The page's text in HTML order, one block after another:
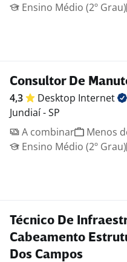
Ensino Médio (2º Grau)
Consultor De
4,3 Desktop Internet
Jundiaí - SP
A combinar
Menos
Ensino Médio (2º Grau)
Técnico De
Cabeamento
Dos Campos